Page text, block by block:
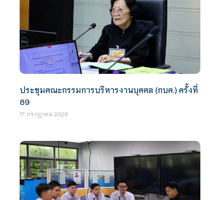
ประชุมคณะกรรมการบริหารงานบุคคล (กบค.) ครั้งที่
89
17 กรกฎาคม 2026